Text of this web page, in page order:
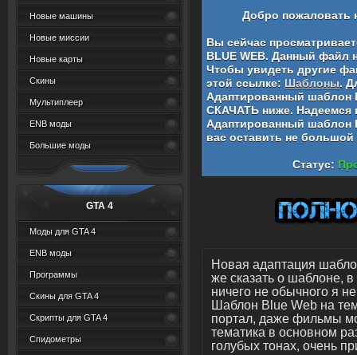
Новые машины
Новые миссии
Новые карты
Скины
Мультиплеер
ENB моды
Большие моды
GTA 4
Моды для GTA 4
ENB моды
Программы
Скины для GTA 4
Скрипты для GTA 4
Спидометры
Добро пожаловать
Вы сейчас
BLUE WEB. Данный файл
Чтобы увидеть другие
этой ссылке: Шаблоны.
Адаптированный шаблон
СКАЧАТЬ ниже. Надеемся
Адаптированный шаблон
вас оставить не
Статус:
Новая адаптация
же сказать о шаблоне,
ничего не обычного я
Шаблон Blue Web на
портал, даже фильмы
тематика в основном
голубых тонах, очень